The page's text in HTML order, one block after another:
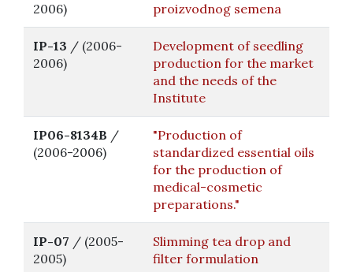
2006)
proizvodnog semena
IP-13 / (2006-
2006)
Development of seedling
production for the market
and the needs of the
Institute
IP06-8134B /
(2006-2006)
"Production of
standardized essential oils
for the production of
medical-cosmetic
preparations."
IP-07 / (2005-
2005)
Slimming tea drop and
filter formulation